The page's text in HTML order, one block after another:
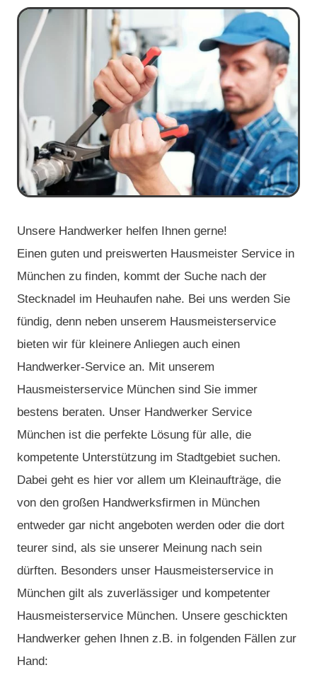
Unsere Handwerker helfen Ihnen gerne!
Einen guten und preiswerten Hausmeister Service in
München zu finden, kommt der Suche nach der
Stecknadel im Heuhaufen nahe. Bei uns werden Sie
fündig, denn neben unserem Hausmeisterservice
bieten wir für kleinere Anliegen auch einen
Handwerker-Service an. Mit unserem
Hausmeisterservice München sind Sie immer
bestens beraten. Unser Handwerker Service
München ist die perfekte Lösung für alle, die
kompetente Unterstützung im Stadtgebiet suchen.
Dabei geht es hier vor allem um Kleinaufträge, die
von den großen Handwerksfirmen in München
entweder gar nicht angeboten werden oder die dort
teurer sind, als sie unserer Meinung nach sein
dürften. Besonders unser Hausmeisterservice in
München gilt als zuverlässiger und kompetenter
Hausmeisterservice München. Unsere geschickten
Handwerker gehen Ihnen z.B. in folgenden Fällen zur
Hand: